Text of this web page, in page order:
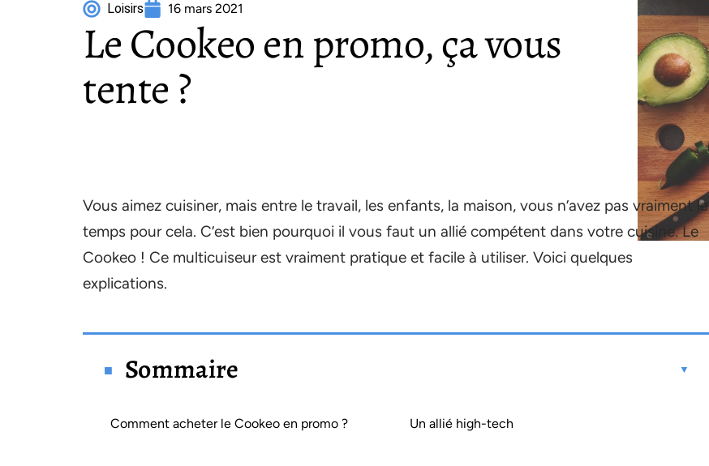
Loisirs 16 mars 2021
Le Cookeo en promo, ça vous
tente ?
Vous aimez cuisiner, mais entre le travail, les enfants, la maison, vous n’avez pas vraiment le
temps pour cela. C’est bien pourquoi il vous faut un allié compétent dans votre cuisine. Le
Cookeo ! Ce multicuiseur est vraiment pratique et facile à utiliser. Voici quelques
explications.
Sommaire
Comment acheter le Cookeo en promo ? Un allié high-tech